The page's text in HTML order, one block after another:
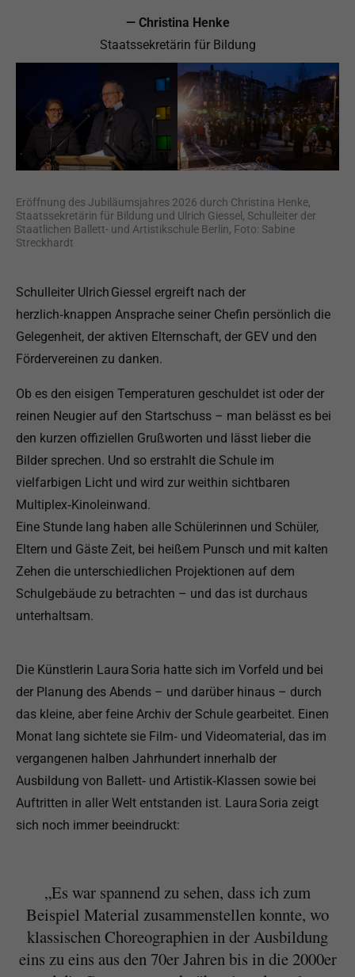
— Christina Henke
Staatssekretärin für Bildung
Eröffnung des Jubiläumsjahres 2026 durch Christina Henke,
Staatssekretärin für Bildung und Ulrich Giessel, Schulleiter der
Staatlichen Ballett- und Artistikschule Berlin, Foto: Sabine
Streckhardt
Schulleiter Ulrich Giessel ergreift nach der
herzlich‑knappen Ansprache seiner Chefin persönlich die
Gelegenheit, der aktiven Elternschaft, der GEV und den
Fördervereinen zu danken.
Ob es den eisigen Temperaturen geschuldet ist oder der
reinen Neugier auf den Startschuss – man belässt es bei
den kurzen offiziellen Grußworten und lässt lieber die
Bilder sprechen. Und so erstrahlt die Schule im
vielfarbigen Licht und wird zur weithin sichtbaren
Multiplex‑Kinoleinwand.
Eine Stunde lang haben alle Schülerinnen und Schüler,
Eltern und Gäste Zeit, bei heißem Punsch und mit kalten
Zehen die unterschiedlichen Projektionen auf dem
Schulgebäude zu betrachten – und das ist durchaus
unterhaltsam.
Die Künstlerin Laura Soria hatte sich im Vorfeld und bei
der Planung des Abends – und darüber hinaus – durch
das kleine, aber feine Archiv der Schule gearbeitet. Einen
Monat lang sichtete sie Film‑ und Videomaterial, das im
vergangenen halben Jahrhundert innerhalb der
Ausbildung von Ballett‑ und Artistik‑Klassen sowie bei
Auftritten in aller Welt entstanden ist. Laura Soria zeigt
sich noch immer beeindruckt:
„Es war spannend zu sehen, dass ich zum
Beispiel Material zusammenstellen konnte, wo
klassischen Choreographien in der Ausbildung
eins zu eins aus den 70er Jahren bis in die 2000er